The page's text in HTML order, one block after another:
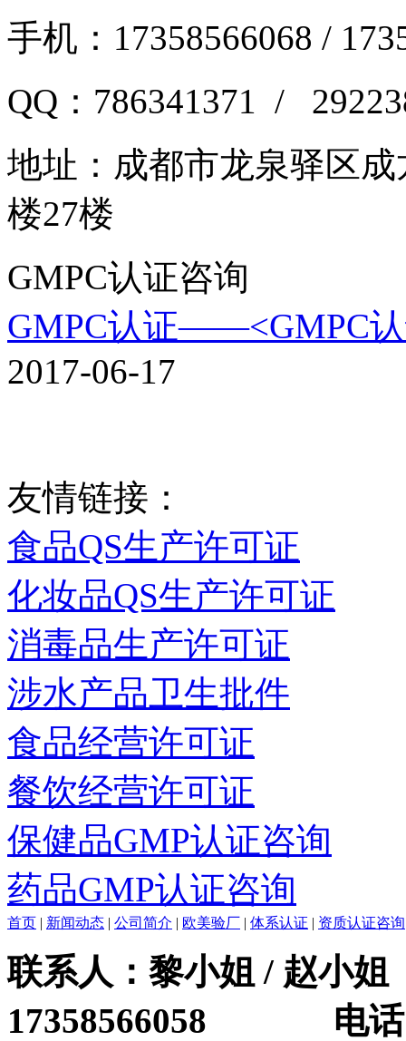
手机：17358566068 /
QQ：786341371 /
地址： 成都市龙泉驿区
楼27楼
GMPC认证咨询
GMPC认证——<GMPC
2017-06-17
友情链接：
食品QS生产许可证
化妆品QS生产许可证
消毒品生产许可证
涉水产品卫生批件
食品经营许可证
餐饮经营许可证
保健品GMP认证咨询
药品GMP认证咨询
首页 | 新闻动态 | 公司简介 | 欧美验厂 | 体系认证 | 资质认证咨询
联系人：黎小姐 / 赵
17358566058 电话